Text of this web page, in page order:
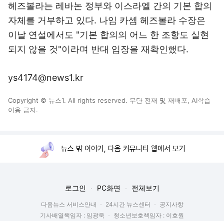
헤즈볼라는 레바논 정부와 이스라엘 간의 기본 합의
자체를 거부하고 있다. 나임 카셈 헤즈볼라 수장은
이날 연설에서도 "기본 합의의 어느 한 조항도 실현
되지 않을 것"이라며 반대 입장을 재확인했다.
ys4174@news1.kr
Copyright © 뉴스1. All rights reserved. 무단 전재 및 재배포, AI학습
이용 금지.
뉴스 밖 이야기, 다음 커뮤니티 웹에서 보기
로그인 PC화면 전체보기
다음뉴스 서비스안내 24시간 뉴스센터
공지사항
기사배열책임자 : 임광욱
청소년보호책임자 : 이호원